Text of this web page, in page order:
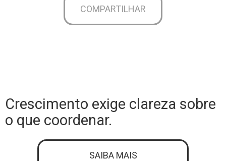
COMPARTILHAR
Crescimento exige clareza sobre
o que coordenar.
SAIBA MAIS